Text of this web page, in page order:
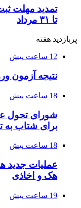
تا ۳۱ مرداد
پربازدید هفته
12 ساعت پیش
نتیجه آزمون ورودی
18 ساعت پیش
شورای تحول
برای شتاب به
18 ساعت پیش
عملیات جدید
هک و اخاذی
19 ساعت پیش